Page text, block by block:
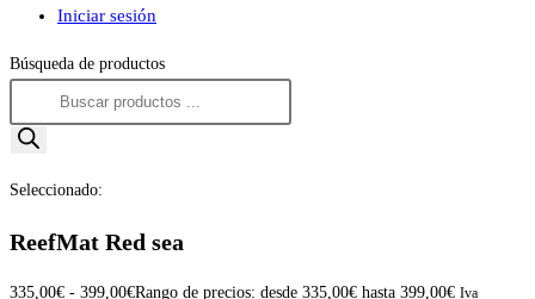
Iniciar sesión
Búsqueda de productos
Seleccionado:
ReefMat Red sea
335,00€ - 399,00€Rango de precios: desde 335,00€ hasta 399,00€ Iva